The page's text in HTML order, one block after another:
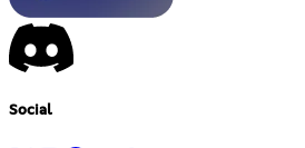
Social